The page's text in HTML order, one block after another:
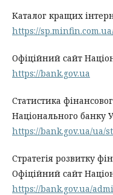
Каталог кращих
https://
Офіційний сайт
https://bank.gov.ua
Статистика
Національного банку
https://bank.gov.ua/ua/
Стратегія розвитку
Офіційний сайт
https://bank.gov.ua/